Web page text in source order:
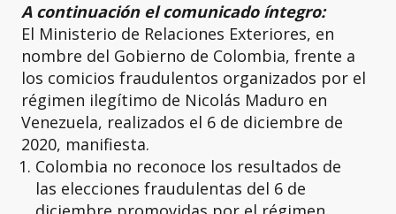
A continuación el comunicado íntegro:
El Ministerio de Relaciones Exteriores, en
nombre del Gobierno de Colombia, frente a
los comicios fraudulentos organizados por el
régimen ilegítimo de Nicolás Maduro en
Venezuela, realizados el 6 de diciembre de
2020, manifiesta.
Colombia no reconoce los resultados de
las elecciones fraudulentas del 6 de